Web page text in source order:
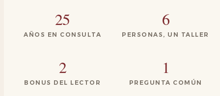
25
AÑOS EN CONSULTA
6
PERSONAS, UN TALLER
2
BONUS DEL LECTOR
1
PREGUNTA COMÚN